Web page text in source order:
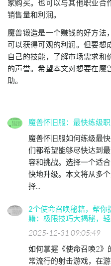
家购买。也可以与其他职业合
销售量和利润。
魔兽锻造是一个赚钱的好方法
可以获得可观的利润。但要想
自己的技能，了解市场需求和
的声誉。希望本文对想要在魔
助。
魔兽怀旧服：最快练级
魔兽怀旧服如何练级最
们都希望能够尽快达到
容和挑战。选择一个适
快地升级。本文将从多
择...
2个使命召唤秘籍，帮
籍：极限技巧大揭秘，
2025-12-31 09:05:49
如何掌握《使命召唤2》
常流行的射击游戏，在